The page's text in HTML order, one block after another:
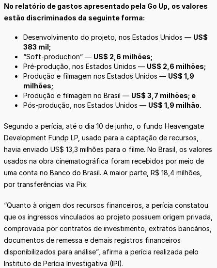
No relatório de gastos apresentado pela Go Up, os valores
estão discriminados da seguinte forma:
Desenvolvimento do projeto, nos Estados Unidos — US$
383 mil;
“Soft-production” — US$ 2,6 milhões;
Pré-produção, nos Estados Unidos — US$ 2,6 milhões;
Produção e filmagem nos Estados Unidos — US$ 1,9
milhões;
Produção e filmagem no Brasil — US$ 3,7 milhões; e
Pós-produção, nos Estados Unidos — US$ 1,9 milhão.
Segundo a perícia, até o dia 10 de junho, o fundo Heavengate
Development Fundp LP, usado para a captação de recursos,
havia enviado US$ 13,3 milhões para o filme. No Brasil, os valores
usados na obra cinematográfica foram recebidos por meio de
uma conta no Banco do Brasil. A maior parte, R$ 18,4 milhões,
por transferências via Pix.
“Quanto à origem dos recursos financeiros, a perícia constatou
que os ingressos vinculados ao projeto possuem origem privada,
comprovada por contratos de investimento, extratos bancários,
documentos de remessa e demais registros financeiros
disponibilizados para análise”, afirma a perícia realizada pelo
Instituto de Perícia Investigativa (IPI).